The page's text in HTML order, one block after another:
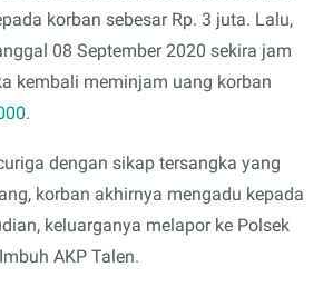
korban sebesar Rp. 3 juta. Lalu,
08 September 2020 sekira jam
kembali meminjam uang korban
.
dengan sikap tersangka yang
korban akhirnya mengadu kepada
keluarganya melapor ke Polsek
AKP Talen.